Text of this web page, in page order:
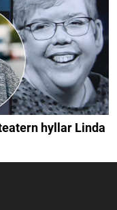
hyllar Linda